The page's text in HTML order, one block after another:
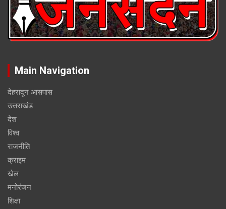
Main Navigation
देहरादून आसपास
उत्तराखंड
देश
विश्व
राजनीति
क्राइम
खेल
मनोरंजन
शिक्षा